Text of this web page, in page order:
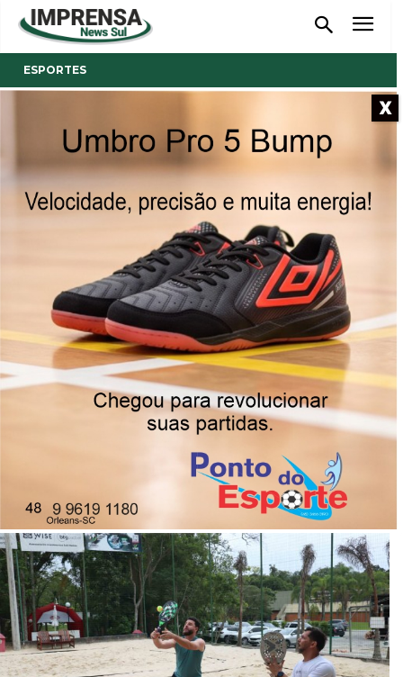
ESPORTES
Mampituba encerra Ranking
de Beach Tennis 2025 com
grande participação e
disputas decisivas no Torneio
Master
Temporada contou com 10 rodadas, três etapas
especiais e a presença de mais de 120 atletas ao longo
Publicado por Imprensa News Sul 24/11/2025
X